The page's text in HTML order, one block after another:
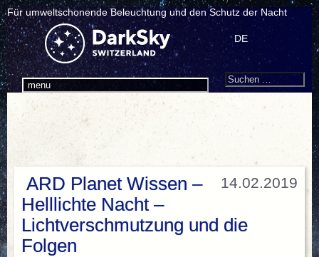
Für umweltschonende Beleuchtung und den Schutz der Nacht
menu
DE
Search
Suchen
14.02.2019
ARD Planet Wissen –
Helllichte Nacht –
Lichtverschmutzung und die
Folgen